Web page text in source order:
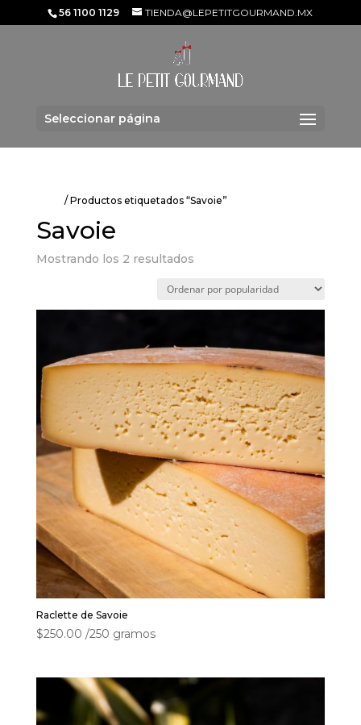
56 1100 1129 TIENDA@LEPETITGOURMAND.MX
Seleccionar página
/ Productos etiquetados “Savoie”
Savoie
Mostrando los 2 resultadosOrdenado
popularidad
Raclette de Savoie
$250.00 /250 gramos